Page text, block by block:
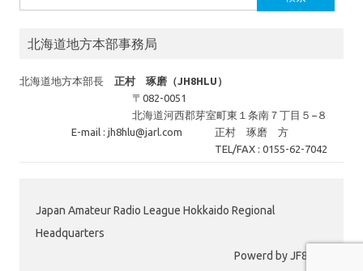
索:
北海道地方本部事務局
北海道地方本部長 正村 琢磨（JH8HLU）
〒082-0051
北海道河西郡芽室町東１条南７丁目５−８
正村 琢磨 方
TEL/FAX : 0155-62-7042
E-mail : jh8hlu@jarl.com
Japan Amateur Radio League Hokkaido Regional
Headquarters
Powerd by JF8EPR